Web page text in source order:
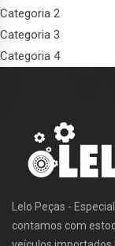
Categoria 2
Categoria 3
Categoria 4
Lelo Peças -
contamos com